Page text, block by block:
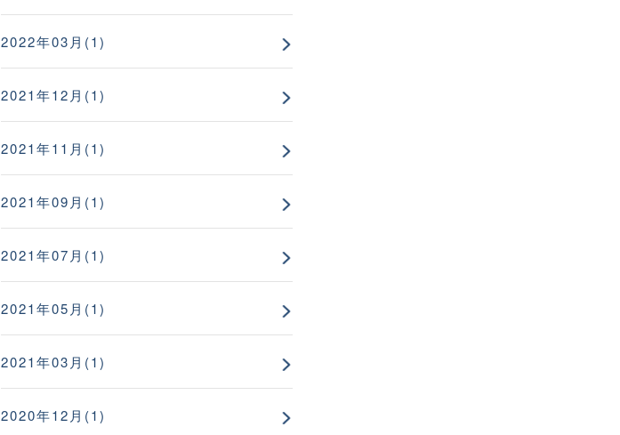
2022年03月(1)
2021年12月(1)
2021年11月(1)
2021年09月(1)
2021年07月(1)
2021年05月(1)
2021年03月(1)
2020年12月(1)